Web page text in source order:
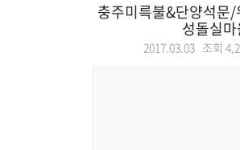
충주미륵불&단양석문
성돌실
2017.03.03 조회